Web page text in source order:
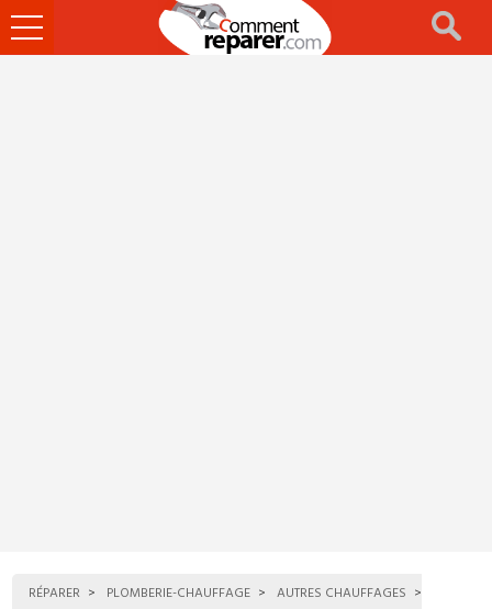
Ouvrir
le
RÉPARER PLOMBERIE-CHAUFFAGE
AUTRES CHAUFFAGES